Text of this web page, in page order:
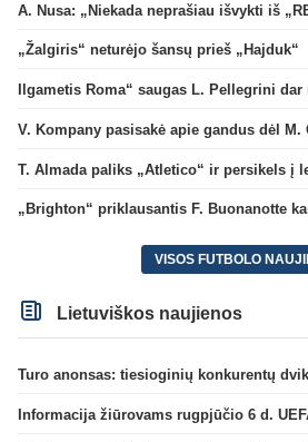
A. Nusa: „Niekada neprašiau išvykti iš
„Žalgiris“ neturėjo šansų prieš „Hajduk“
VISOS FUTBOLO
Lietuviškos naujienos
Turo anonsas: tiesioginių konkurentų
Informacija žiūrovams rugpjūčio 6 d.